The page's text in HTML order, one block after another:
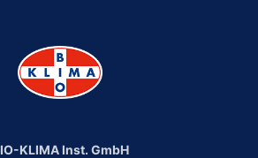
KLIMA Inst. GmbH